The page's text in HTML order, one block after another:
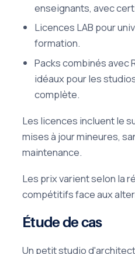
enseignants, avec
Licences LAB pour
formation.
Packs combinés avec
idéaux pour les
complète.
Les licences incluent le
mises à jour mineures,
maintenance.
Les prix varient selon la
compétitifs face aux
Étude de cas
Un petit studio